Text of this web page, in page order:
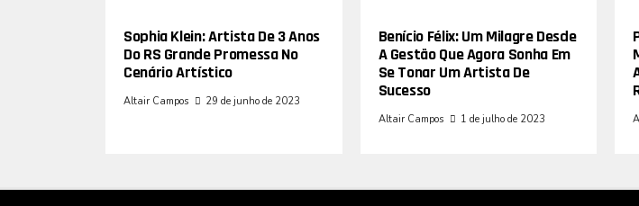
Sophia Klein: Artista De 3 Anos
Do RS Grande Promessa No
Cenário Artístico
Altair Campos 29 de junho de 2023
Benício Félix: Um Milagre Desde
A Gestão Que Agora Sonha Em
Se Tonar Um Artista De
Sucesso
Altair Campos 1 de julho de 2023